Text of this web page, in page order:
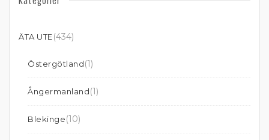
ÄTA UTE(434)
Östergötland(1)
Ångermanland(1)
Blekinge(10)